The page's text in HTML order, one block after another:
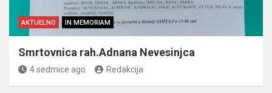
AKTUELNO IN MEMORIAM
Smrtovnica rah.Adnana Nevesinjca
4 sedmice ago Redakcija